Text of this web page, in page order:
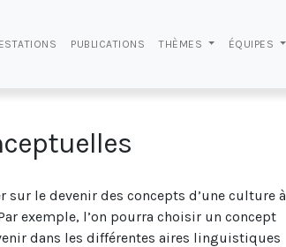
PUBLICATIONS THÈMES ÉQUIPES
sur le devenir des concepts d’une culture à
exemple, l’on pourra choisir un concept
dans les différentes aires linguistiques